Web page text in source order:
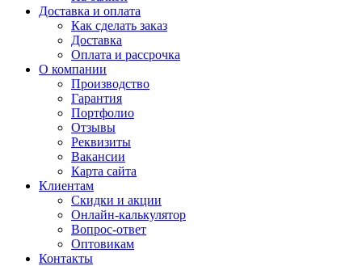
Доставка и оплата
Как сделать заказ
Доставка
Оплата и рассрочка
О компании
Производство
Гарантия
Портфолио
Отзывы
Реквизиты
Вакансии
Карта сайта
Клиентам
Скидки и акции
Онлайн-калькулятор
Вопрос-ответ
Оптовикам
Контакты